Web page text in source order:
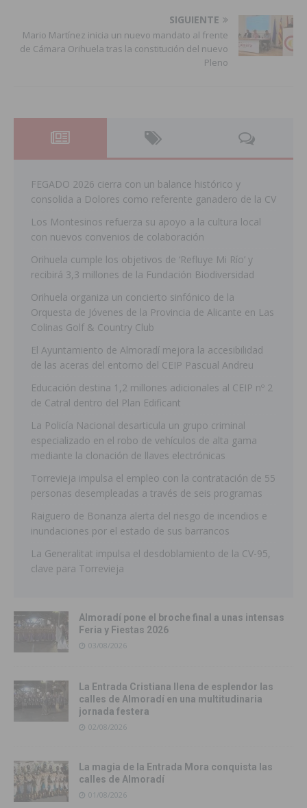
SIGUIENTE
Mario Martínez inicia un nuevo mandato al frente
de Cámara Orihuela tras la constitución del nuevo
Pleno
FEGADO 2026 cierra con un balance histórico y
consolida a Dolores como referente ganadero de la CV
Los Montesinos refuerza su apoyo a la cultura local
con nuevos convenios de colaboración
Orihuela cumple los objetivos de ‘Refluye Mi Río’ y
recibirá 3,3 millones de la Fundación Biodiversidad
Orihuela organiza un concierto sinfónico de la
Orquesta de Jóvenes de la Provincia de Alicante en Las
Colinas Golf & Country Club
El Ayuntamiento de Almoradí mejora la accesibilidad
de las aceras del entorno del CEIP Pascual Andreu
Educación destina 1,2 millones adicionales al CEIP nº 2
de Catral dentro del Plan Edificant
La Policía Nacional desarticula un grupo criminal
especializado en el robo de vehículos de alta gama
mediante la clonación de llaves electrónicas
Torrevieja impulsa el empleo con la contratación de 55
personas desempleadas a través de seis programas
Raiguero de Bonanza alerta del riesgo de incendios e
inundaciones por el estado de sus barrancos
La Generalitat impulsa el desdoblamiento de la CV-95,
clave para Torrevieja
Almoradí pone el broche final a unas intensas
Feria y Fiestas 2026
03/08/2026
La Entrada Cristiana llena de esplendor las
calles de Almoradí en una multitudinaria
jornada festera
02/08/2026
La magia de la Entrada Mora conquista las
calles de Almoradí
01/08/2026